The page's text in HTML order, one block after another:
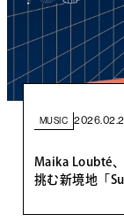
MUSIC
Maika Loubté
挑む新境地「